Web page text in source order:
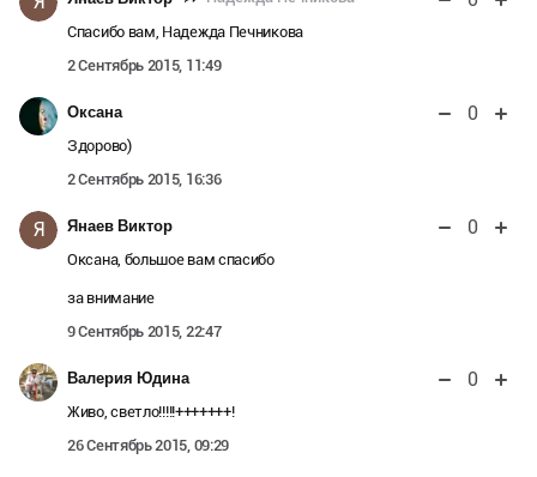
Спасибо вам, Надежда Печникова
2 Сентябрь 2015, 11:49
Оксана 0
Здорово)
2 Сентябрь 2015, 16:36
Я Янаев Виктор 0
Оксана, большое вам спасибо
за внимание
9 Сентябрь 2015, 22:47
Валерия Юдина 0
Живо, светло!!!!!+++++++!
26 Сентябрь 2015, 09:29